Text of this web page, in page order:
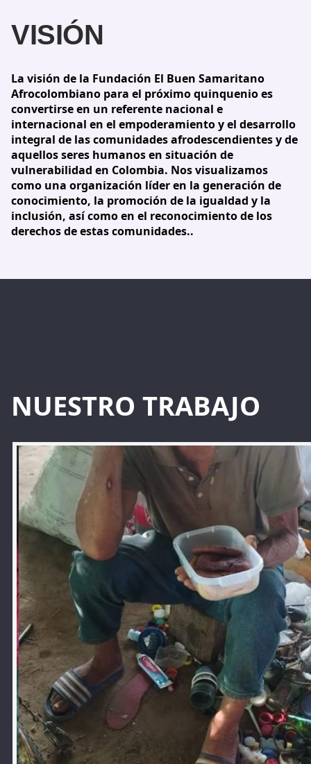
VISIÓN
La visión de la Fundación El Buen Samaritano
Afrocolombiano para el próximo quinquenio es
convertirse en un referente nacional e
internacional en el empoderamiento y el desarrollo
integral de las comunidades afrodescendientes y de
aquellos seres humanos en situación de
vulnerabilidad en Colombia. Nos visualizamos
como una organización líder en la generación de
conocimiento, la promoción de la igualdad y la
inclusión, así como en el reconocimiento de los
derechos de estas comunidades..
NUESTRO TRABAJO